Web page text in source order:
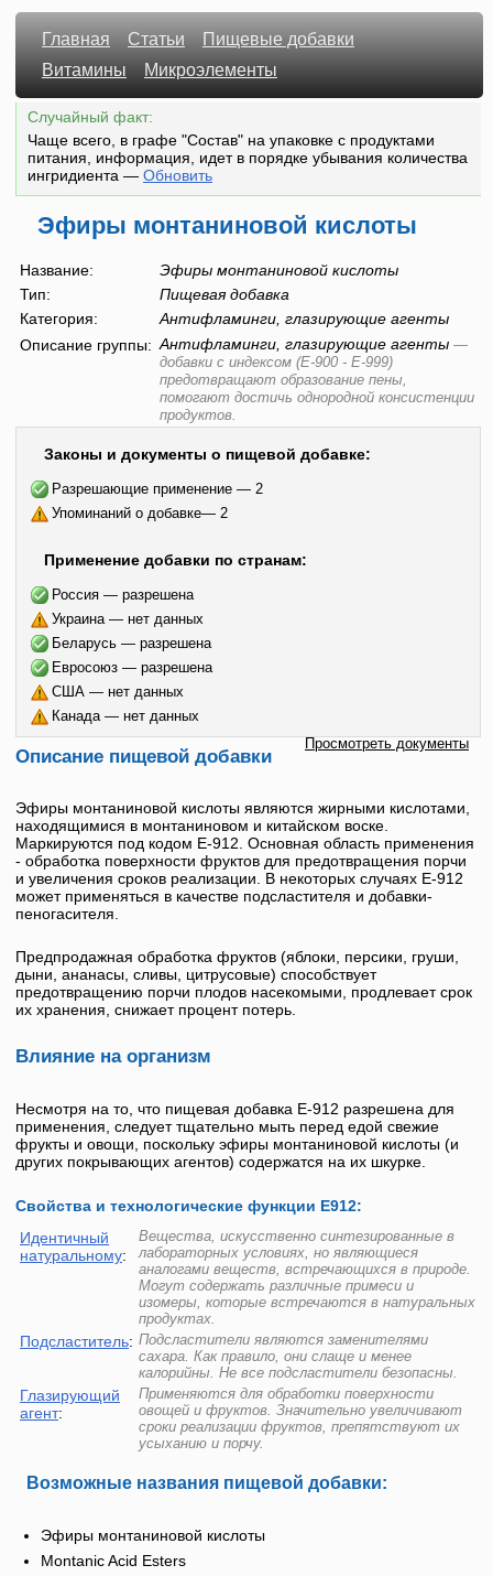
Главная Статьи
Пищевые добавки
Витамины
Микроэлементы
Случайный факт:
Чаще всего, в графе "Состав" на упаковке с продуктами
питания, информация, идет в порядке убывания количества
ингридиента — Обновить
Эфиры монтаниновой кислоты
Название:
Эфиры монтаниновой кислоты
Тип:
Пищевая добавка
Категория:
Антифламинги, глазирующие агенты
Описание группы: Антифламинги, глазирующие агенты —
добавки с индексом (E-900 - E-999)
предотвращают образование пены,
помогают достичь однородной консистенции
продуктов.
Законы и документы о пищевой добавке:
Разрешающие применение — 2
Упоминаний о добавке— 2
Применение добавки по странам:
Россия — разрешена
Украина — нет данных
Беларусь — разрешена
Евросоюз — разрешена
США — нет данных
Канада — нет данных
Просмотреть документы
Описание пищевой добавки
Эфиры монтаниновой кислоты являются жирными кислотами,
находящимися в монтаниновом и китайском воске.
Маркируются под кодом Е-912. Основная область применения
- обработка поверхности фруктов для предотвращения порчи
и увеличения сроков реализации. В некоторых случаях Е-912
может применяться в качестве подсластителя и добавки-
пеногасителя.
Предпродажная обработка фруктов (яблоки, персики, груши,
дыни, ананасы, сливы, цитрусовые) способствует
предотвращению порчи плодов насекомыми, продлевает срок
их хранения, снижает процент потерь.
Влияние на организм
Несмотря на то, что пищевая добавка Е-912 разрешена для
применения, следует тщательно мыть перед едой свежие
фрукты и овощи, поскольку эфиры монтаниновой кислоты (и
других покрывающих агентов) содержатся на их шкурке.
Свойства и технологические функции Е912:
Идентичный
натуральному:
Вещества, искусственно синтезированные в
лабораторных условиях, но являющиеся
аналогами веществ, встречающихся в природе.
Могут содержать различные примеси и
изомеры, которые встречаются в натуральных
продуктах.
Подсластитель: Подсластители являются заменителями
сахара. Как правило, они слаще и менее
калорийны. Не все подсластители безопасны.
Глазирующий
агент:
Применяются для обработки поверхности
овощей и фруктов. Значительно увеличивают
сроки реализации фруктов, препятствуют их
усыханию и порчу.
Возможные названия пищевой добавки:
Эфиры монтаниновой кислоты
Montanic Acid Esters